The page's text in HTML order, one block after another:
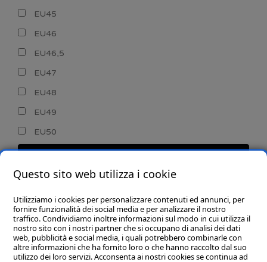
EU45
EU46
EU46,5
EU47
EU48
EU49
EU50
CHI SIAMO
Questo sito web utilizza i cookie
Utilizziamo i cookies per personalizzare contenuti ed annunci, per
fornire funzionalità dei social media e per analizzare il nostro
traffico. Condividiamo inoltre informazioni sul modo in cui utilizza il
nostro sito con i nostri partner che si occupano di analisi dei dati
web, pubblicità e social media, i quali potrebbero combinarle con
altre informazioni che ha fornito loro o che hanno raccolto dal suo
utilizzo dei loro servizi. Acconsenta ai nostri cookies se continua ad